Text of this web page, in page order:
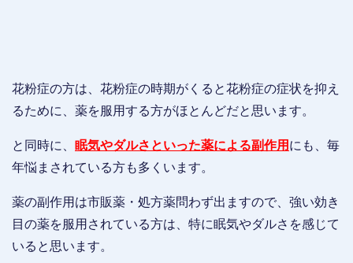
花粉症の方は、花粉症の時期がくると花粉症の症状を抑え
るために、薬を服用する方がほとんどだと思います。
と同時に、 眠気やダルさといった薬による副作用 にも、毎
年悩まされている方も多くいます。
薬の副作用は市販薬・処方薬問わず出ますので、強い効き
目の薬を服用されている方は、特に眠気やダルさを感じて
いると思います。